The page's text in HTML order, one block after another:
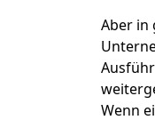
Aber in
Wenn